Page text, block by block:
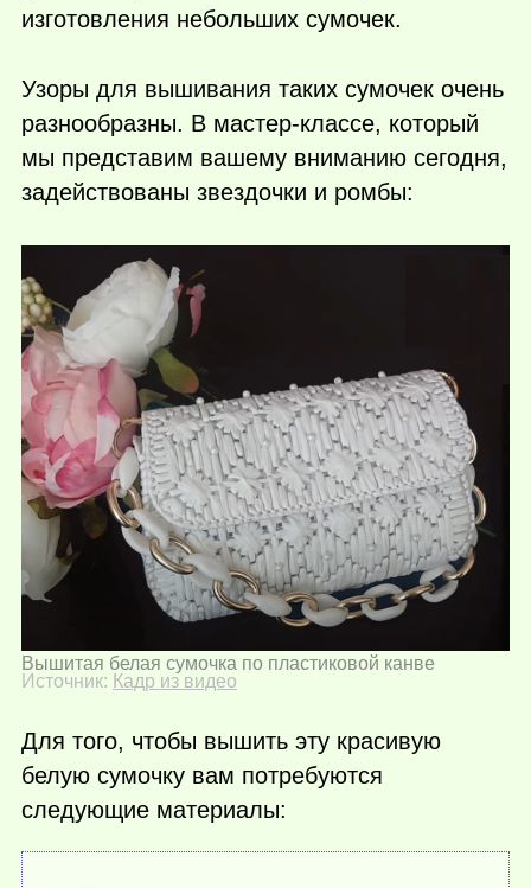
изготовления небольших сумочек.
Узоры для вышивания таких сумочек очень
разнообразны. В мастер-классе, который
мы представим вашему вниманию сегодня,
задействованы звездочки и ромбы:
Вышитая белая сумочка по пластиковой канве
Источник: Кадр из видео
Для того, чтобы вышить эту красивую
белую сумочку вам потребуются
следующие материалы: